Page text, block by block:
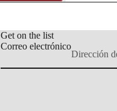
Get on the list
Correo electrónico